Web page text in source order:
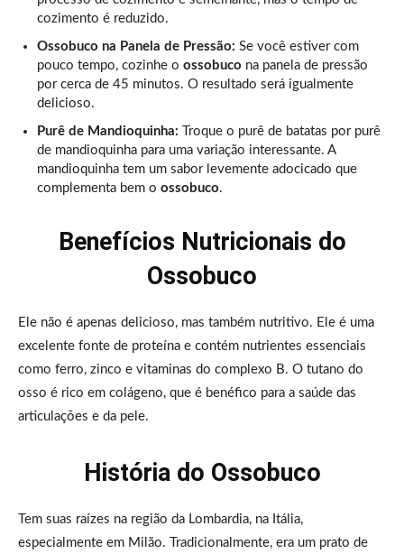
cozimento é reduzido.
Ossobuco na Panela de Pressão: Se você estiver com
pouco tempo, cozinhe o ossobuco na panela de pressão
por cerca de 45 minutos. O resultado será igualmente
delicioso.
Purê de Mandioquinha: Troque o purê de batatas por purê
de mandioquinha para uma variação interessante. A
mandioquinha tem um sabor levemente adocicado que
complementa bem o ossobuco.
Benefícios Nutricionais do
Ossobuco
Ele não é apenas delicioso, mas também nutritivo. Ele é uma
excelente fonte de proteína e contém nutrientes essenciais
como ferro, zinco e vitaminas do complexo B. O tutano do
osso é rico em colágeno, que é benéfico para a saúde das
articulações e da pele.
História do Ossobuco
Tem suas raízes na região da Lombardia, na Itália,
especialmente em Milão. Tradicionalmente, era um prato de